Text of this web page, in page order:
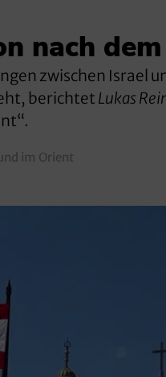
nach
zwischen Israel
berichtet Lukas
im Orient